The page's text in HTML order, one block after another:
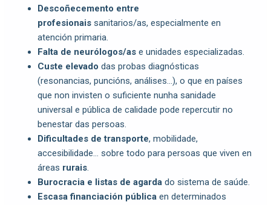
Descoñecemento entre
profesionais sanitarios/as, especialmente en
atención primaria.
Falta de neurólogos/as e unidades especializadas.
Custe elevado das probas diagnósticas
(resonancias, puncións, análises…), o que en países
que non invisten o suficiente nunha sanidade
universal e pública de calidade pode repercutir no
benestar das persoas.
Dificultades de transporte, mobilidade,
accesibilidade… sobre todo para persoas que viven en
áreas rurais.
Burocracia e listas de agarda do sistema de saúde.
Escasa financiación pública en determinados